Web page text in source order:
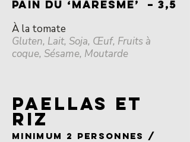
PAIN Du ‘MARESME’ – 3,5
À la tomate
Gluten, Lait, Soja, Œuf, Fruits à
coque, Sésame, Moutarde
PAELLAS ET
RIZ
Minimum 2 personnes /